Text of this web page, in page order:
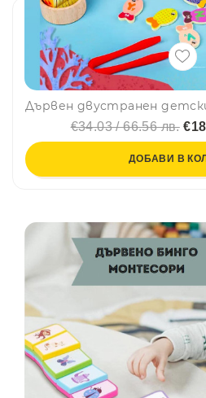
€34.03 / 66.56 лв.
ДОБАВИ В